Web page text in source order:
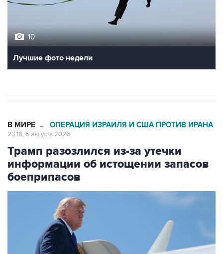
10
Лучшие фото недели
В МИРЕ → ОПЕРАЦИЯ ИЗРАИЛЯ И США ПРОТИВ ИРАНА
23:18, 6 августа 2026
Трамп разозлился из-за утечки
информации об истощении запасов
боеприпасов